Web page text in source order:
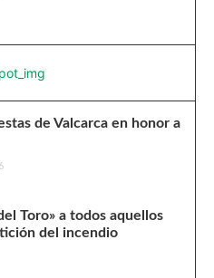
de Valcarca en honor a
Toro» a todos aquellos
del incendio